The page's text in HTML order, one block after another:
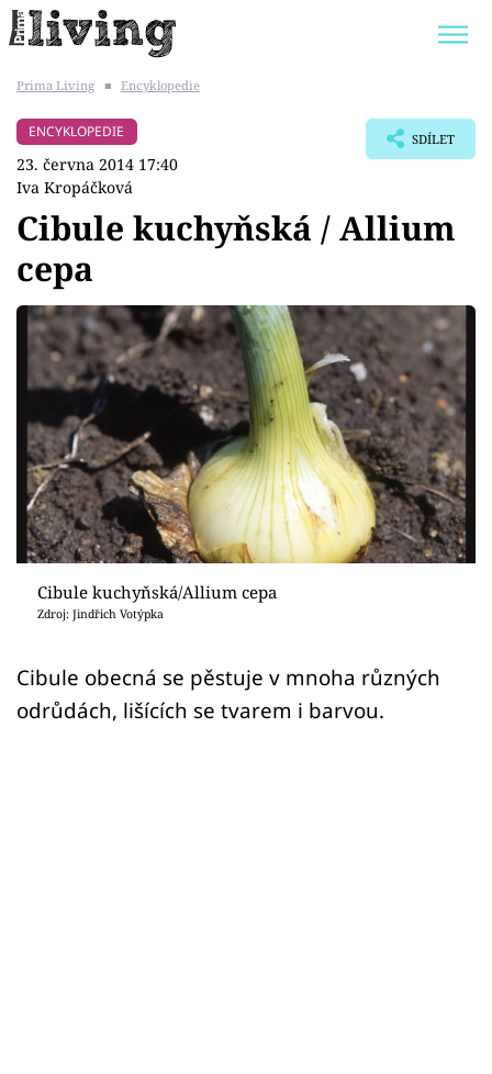
BYDLENÍ SLAVNÝCH
Témata
Bydlení
Zahrada
Design
Sledujte prima+
Přihlášení
Prima Living ■ Encyklopedie
ENCYKLOPEDIE
23. června 2014 17:40
Iva Kropáčková
SDÍLET
Cibule kuchyňská / Allium
cepa
Cibule kuchyňská/Allium cepa
Zdroj: Jindřich Votýpka
Cibule obecná se pěstuje v mnoha různých
odrůdách, lišících se tvarem i barvou.